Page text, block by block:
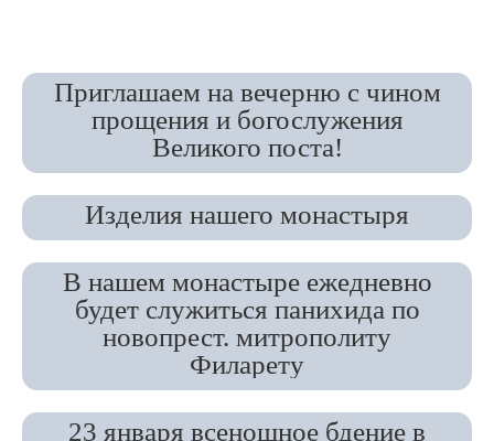
Приглашаем на вечерню с чином
прощения и богослужения
Великого поста!
Изделия нашего монастыря
В нашем монастыре ежедневно
будет служиться панихида по
новопрест. митрополиту
Филарету
23 января всенощное бдение в